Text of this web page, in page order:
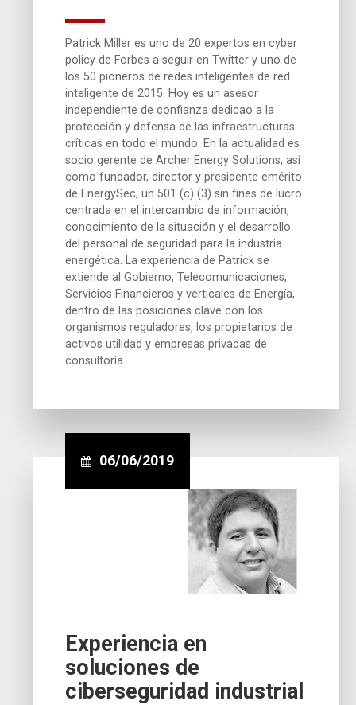
Patrick Miller es uno de 20 expertos en cyber
policy de Forbes a seguir en Twitter y uno de
los 50 pioneros de redes inteligentes de red
inteligente de 2015. Hoy es un asesor
independiente de confianza dedicao a la
protección y defensa de las infraestructuras
críticas en todo el mundo. En la actualidad es
socio gerente de Archer Energy Solutions, así
como fundador, director y presidente emérito
de EnergySec, un 501 (c) (3) sin fines de lucro
centrada en el intercambio de información,
conocimiento de la situación y el desarrollo
del personal de seguridad para la industria
energética. La experiencia de Patrick se
extiende al Gobierno, Telecomunicaciones,
Servicios Financieros y verticales de Energía,
dentro de las posiciones clave con los
organismos reguladores, los propietarios de
activos utilidad y empresas privadas de
consultoría.
06/06/2019
Experiencia en
soluciones de
ciberseguridad industrial